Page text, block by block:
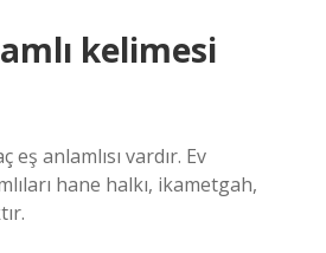
kelimesi
anlamlısı vardır. Ev
hane halkı, ikametgah,